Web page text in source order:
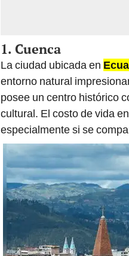
1. Cuenca
La ciudad ubicada en
entorno natural
posee un centro histórico
cultural. El costo de vida
especialmente si se